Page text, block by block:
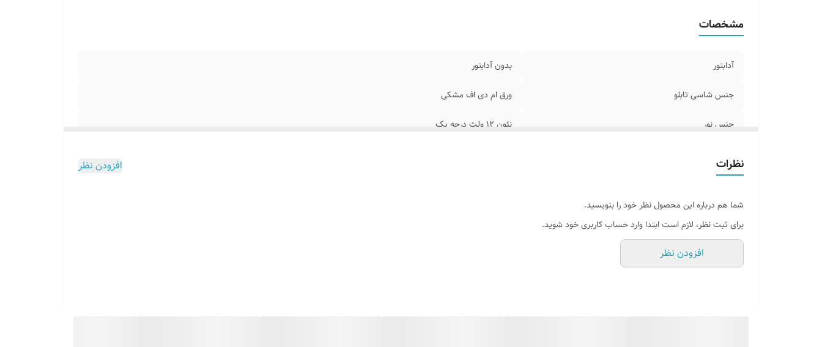
مشخصات
آدابتور بدون آدابتور
جنس شاسی تابلو ورق ام دی اف مشکی
جنس نور نئون ۱۲ ولت درجه یک
وسایل نصب
قابلیت نصب
نظرات افزودن نظر
شما هم درباره این محصول نظر خود را بنویسید.
برای ثبت نظر، لازم است ابتدا وارد حساب کاربری خود شوید.
افزودن نظر